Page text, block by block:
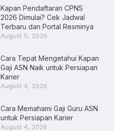
Kapan Pendaftaran CPNS
2026 Dimulai? Cek Jadwal
Terbaru dan Portal Resminya
August 5, 2026
Cara Tepat Mengetahui Kapan
Gaji ASN Naik untuk Persiapan
Karier
August 4, 2026
Cara Memahami Gaji Guru ASN
untuk Persiapan Karier
August 4, 2026